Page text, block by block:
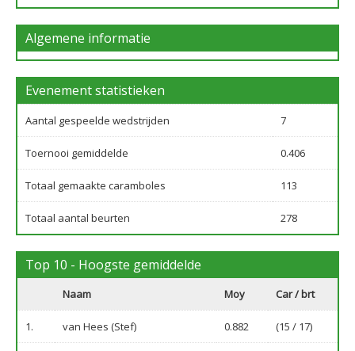
Algemene informatie
Evenement statistieken
Aantal gespeelde wedstrijden 7
Toernooi gemiddelde 0.406
Totaal gemaakte caramboles 113
Totaal aantal beurten 278
Top 10 - Hoogste gemiddelde
Naam Moy Car / brt
1. van Hees (Stef) 0.882 (15 / 17)